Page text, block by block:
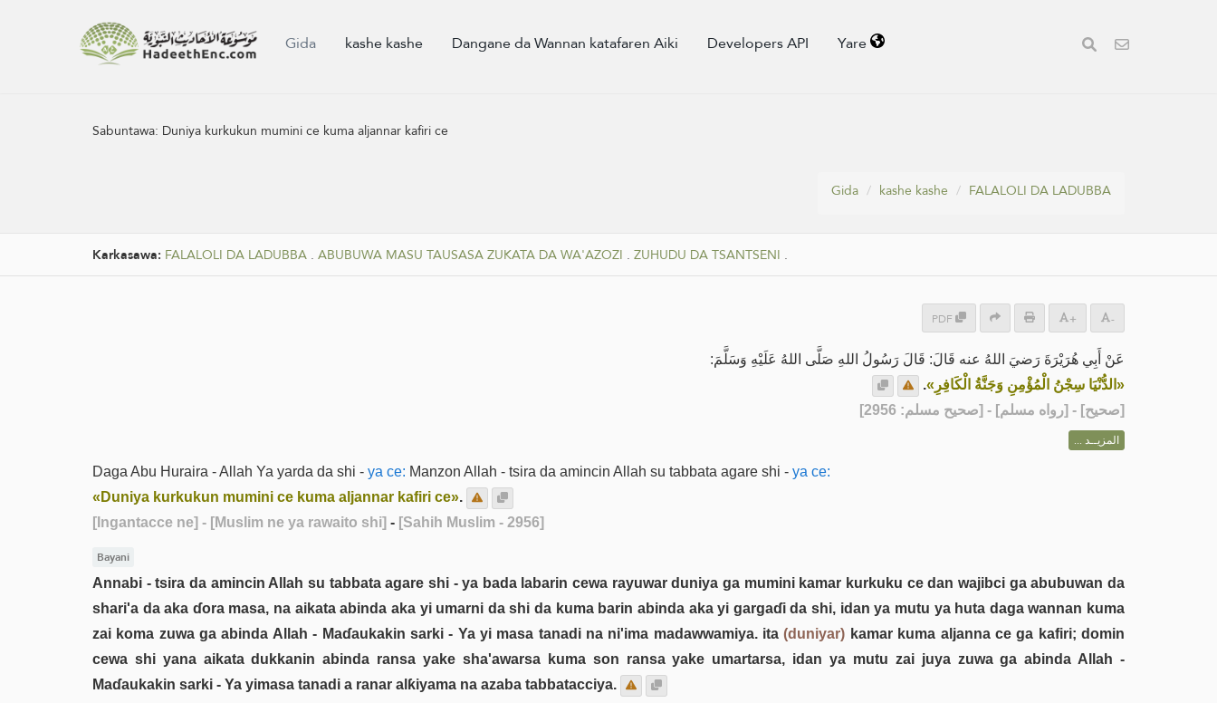
Gida kashe kashe Dangane da Wannan katafaren Aiki Developers API Yare
Sabuntawa: ‌Duniya kurkukun mumini ce kuma aljannar kafiri ce
Gida kashe kashe FALALOLI DA LADUBBA
Karkasawa: FALALOLI DA LADUBBA . ABUBUWA MASU TAUSASA ZUKATA DA WA'AZOZI . ZUHUDU DA TSANTSENI .
PDF + -
عَنْ أَبِي هُرَيْرَةَ رَضيَ اللهُ عنه قَالَ: قَالَ رَسُولُ اللهِ صَلَّى اللهُ عَلَيْهِ وَسَلَّمَ:
«الدُّنْيَا سِجْنُ الْمُؤْمِنِ وَجَنَّةُ الْكَافِرِ».
[صحيح] - [رواه مسلم] - [صحيح مسلم: 2956]
المزيــد ...
Daga Abu Huraira - Allah Ya yarda da shi - ya ce: Manzon Allah - tsira da amincin Allah su tabbata agare shi - ya ce:
«‌Duniya kurkukun mumini ce kuma aljannar kafiri ce».
[Ingantacce ne] - [Muslim ne ya rawaito shi] - [Sahih Muslim - 2956]
Bayani
Annabi - tsira da amincin Allah su tabbata agare shi - ya bada labarin cewa rayuwar duniya ga mumini kamar kurkuku ce dan wajibci ga abubuwan da
shari'a da aka ɗora masa, na aikata abinda aka yi umarni da shi da kuma barin abinda aka yi gargaɗi da shi, idan ya mutu ya huta daga wannan kuma
zai koma zuwa ga abinda Allah - Maɗaukakin sarki - Ya yi masa tanadi na ni'ima madawwamiya. ita(duniyar) kamar kuma aljanna ce ga kafiri; domin
cewa shi yana aikata dukkanin abinda ransa yake sha'awarsa kuma son ransa yake umartarsa, idan ya mutu zai juya zuwa ga abinda Allah -
Maɗaukakin sarki - Ya yimasa tanadi a ranar alƙiyama na azaba tabbatacciya.